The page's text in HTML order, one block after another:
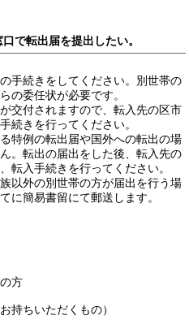
で転出届を提出したい。
手続きをしてください。別世帯の
の委任状が必要です。
交付されますので、転入先の区市
続きを行ってください。
特例の転出届や国外への転出の場
。転出の届出をした後、転入先の
転入手続きを行ってください。
以外の別世帯の方が届出を行う場
に簡易書留にて郵送します。
方
持ちいただくもの）